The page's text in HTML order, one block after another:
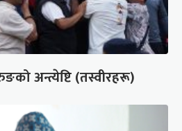
अन्त्येष्टि (तस्वीरहरू)